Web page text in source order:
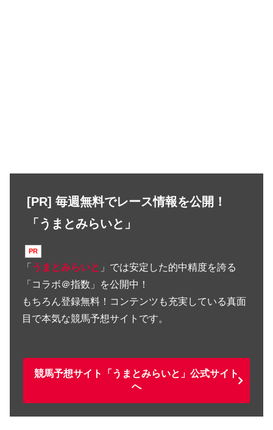
[PR] 毎週無料でレース情報を公開！
「うまとみらいと」
「 うまとみらいと 」では安定した的中精度を誇る
「コラボ＠指数」を公開中！
もちろん登録無料！コンテンツも充実している真面
目で本気な競馬予想サイトです。
競馬予想サイト「うまとみらいと」公式サイト
へ